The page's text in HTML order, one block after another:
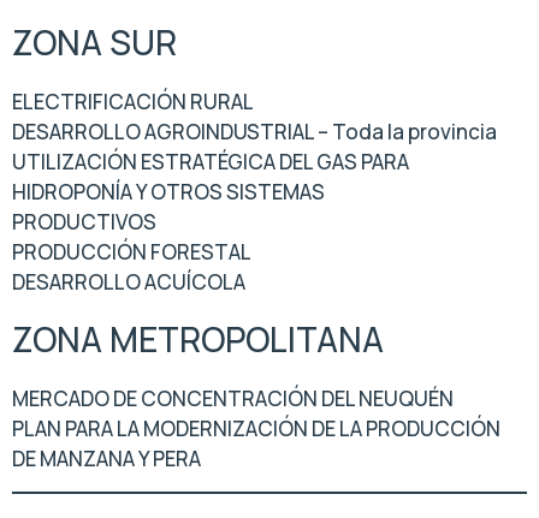
ZONA SUR
ELECTRIFICACIÓN RURAL
DESARROLLO AGROINDUSTRIAL – Toda la provincia
UTILIZACIÓN ESTRATÉGICA DEL GAS PARA
HIDROPONÍA Y OTROS SISTEMAS
PRODUCTIVOS
PRODUCCIÓN FORESTAL
DESARROLLO ACUÍCOLA
ZONA METROPOLITANA
MERCADO DE CONCENTRACIÓN DEL NEUQUÉN
PLAN PARA LA MODERNIZACIÓN DE LA PRODUCCIÓN
DE MANZANA Y PERA